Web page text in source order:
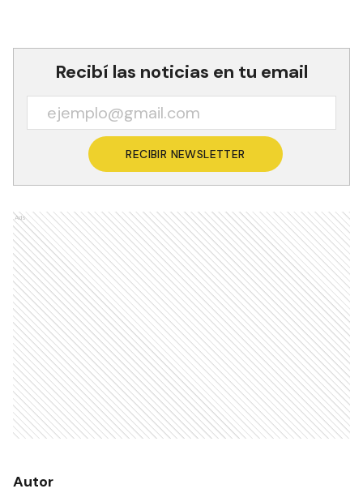
Recibí las noticias en tu email
RECIBIR NEWSLETTER
Ads
Autor